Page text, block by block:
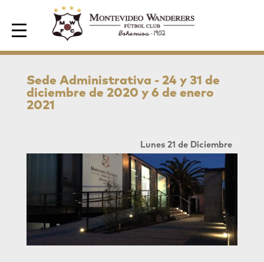
Area de Socios
Sede Administrativa - 24 y 31 de
diciembre de 2020 y 6 de enero
2021
Lunes 21 de Diciembre